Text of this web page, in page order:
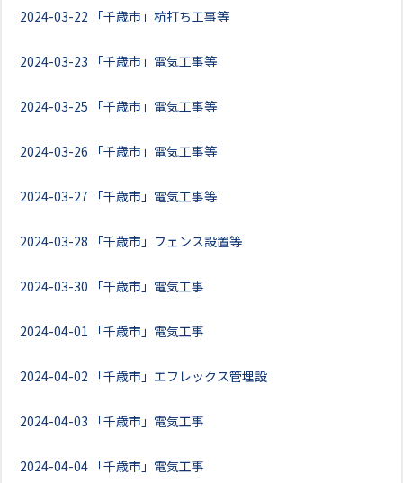
2024-03-22 「千歳市」杭打ち工事等
2024-03-23 「千歳市」電気工事等
2024-03-25 「千歳市」電気工事等
2024-03-26 「千歳市」電気工事等
2024-03-27 「千歳市」電気工事等
2024-03-28 「千歳市」フェンス設置等
2024-03-30 「千歳市」電気工事
2024-04-01 「千歳市」電気工事
2024-04-02 「千歳市」エフレックス管埋設
2024-04-03 「千歳市」電気工事
2024-04-04 「千歳市」電気工事